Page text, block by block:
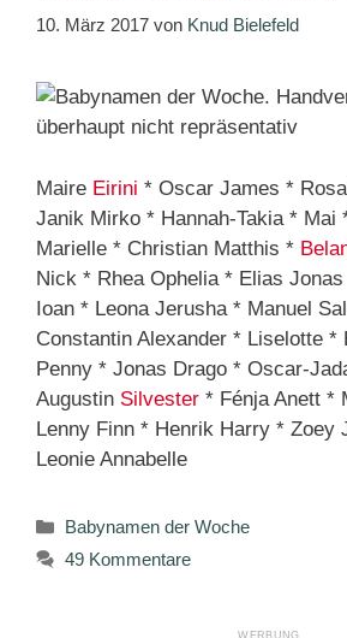
10. März 2017 von Knud Bielefeld
Maire Eirini * Oscar James *
Janik Mirko * Hannah-Takia * Mai
Marielle * Christian Matthis *
Nick * Rhea Ophelia * Elias
Ioan * Leona Jerusha * Manuel
Constantin Alexander * Liselotte *
Penny * Jonas Drago * Oscar-
Augustin Silvester * Fénja Anett *
Lenny Finn * Henrik Harry * Zoey
Leonie Annabelle
Kategorien
Babynamen der Woche
49 Kommentare